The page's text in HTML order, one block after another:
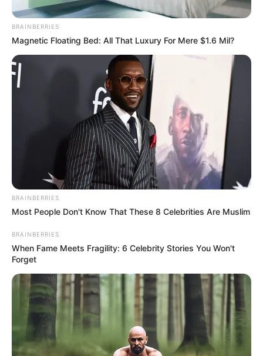
Regalos para Bogotá el 6 de agosto:
habrá Lucha Libre y BiciCine gratis en
CLÁSICO RCN
¡Se viene el Clásico RCN
Mosquera y el campeón se
define en Medellín
¡Conductor que atropelló a
Wilfreth Aguilera bebió
sus orines para engañar la
alcoholemia!
Escandalosos detalles del
caso
BRAINBERRIES
Magnetic Floating Bed: All That Luxury For Mere $1.6 Mil?
BRAINBERRIES
Most People Don't Know That These 8 Celebrities Are Muslim
BRAINBERRIES
When Fame Meets Fragility: 6 Celebrity Stories You Won't
Forget